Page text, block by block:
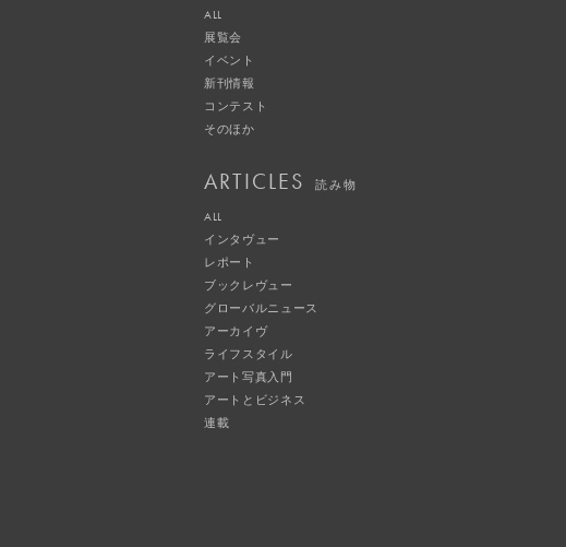
ALL
展覧会
イベント
新刊情報
コンテスト
そのほか
ARTICLES 読み物
ALL
インタヴュー
レポート
ブックレヴュー
グローバルニュース
アーカイヴ
ライフスタイル
アート写真入門
アートとビジネス
連載